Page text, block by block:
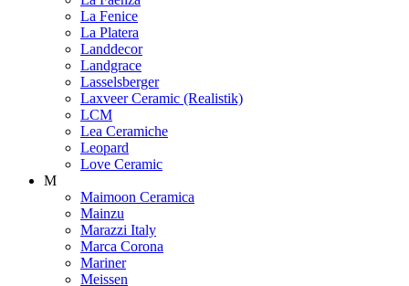
La Fenice
La Platera
Landdecor
Landgrace
Lasselsberger
Laxveer Ceramic (Realistik)
LCM
Lea Ceramiche
Leopard
Love Ceramic
M
Maimoon Ceramica
Mainzu
Marazzi Italy
Marca Corona
Mariner
Meissen